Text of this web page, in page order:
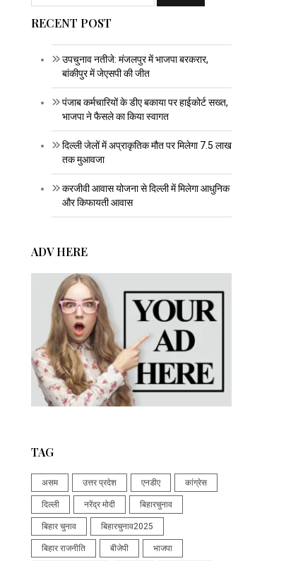
RECENT POST
उपचुनाव नतीजे: मंजलपुर में भाजपा बरकरार,
बांकीपुर में जेएसपी की जीत
पंजाब कर्मचारियों के डीए बकाया पर हाईकोर्ट सख्त,
भाजपा ने फैसले का किया स्वागत
दिल्ली जेलों में अप्राकृतिक मौत पर मिलेगा 7.5 लाख
तक मुआवजा
करजीवी आवास योजना से दिल्ली में मिलेगा आधुनिक
और किफायती आवास
ADV HERE
TAG
असम उत्तर प्रदेश एनडीए कांग्रेस
दिल्ली नरेंद्र मोदी बिहारचुनाव
बिहार चुनाव बिहारचुनाव2025
बिहार राजनीति बीजेपी भाजपा